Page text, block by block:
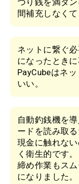
間補充しなくて
ネットに繋ぐ
になったとき
PayCubeはネ
いい。
自動釣銭機を
ードを読み取る
現金に触れな
く衛生的です。
締め作業もス
になりました。